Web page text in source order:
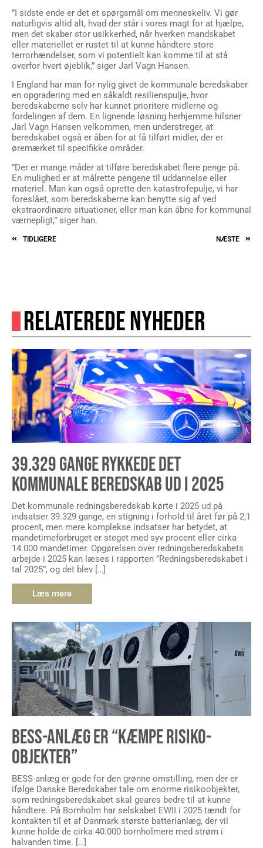
”I sidste ende er det et spørgsmål om menneskeliv. Vi gør
naturligvis altid alt, hvad der står i vores magt for at hjælpe,
men det skaber stor usikkerhed, når hverken mandskabet
eller materiellet er rustet til at kunne håndtere store
terrorhændelser, som vi potentielt kan komme til at stå
overfor hvert øjeblik,” siger Jarl Vagn Hansen.
I England har man for nylig givet de kommunale beredskaber
en opgradering med en såkaldt resilienspulje, hvor
beredskaberne selv har kunnet prioritere midlerne og
fordelingen af dem. En lignende løsning herhjemme hilsner
Jarl Vagn Hansen velkommen, men understreger, at
beredskabet også er åben for at få tilført midler, der er
øremærket til specifikke områder.
”Der er mange måder at tilføre beredskabet flere penge på.
En mulighed er at målrette pengene til uddannelse eller
materiel. Man kan også oprette den katastrofepulje, vi har
foreslået, som beredskaberne kan benytte sig af ved
ekstraordinære situationer, eller man kan åbne for kommunal
værnepligt,” siger han.
TIDLIGERE NÆSTE
RELATEREDE NYHEDER
39.329 GANGE RYKKEDE DET
KOMMUNALE BEREDSKAB UD I 2025
Det kommunale redningsberedskab kørte i 2025 ud på
indsatser 39.329 gange, en stigning i forhold til året før på 2,1
procent, men mere komplekse indsatser har betydet, at
mandetimeforbruget er steget med syv procent eller cirka
14.000 mandetimer. Opgørelsen over redningsberedskabets
arbejde i 2025 kan læses i rapporten ”Redningsberedskabet i
tal 2025”, og det blev […]
Læs mere
BESS-ANLÆG ER “KÆMPE RISIKO-
OBJEKTER”
BESS-anlæg er gode for den grønne omstilling, men der er
ifølge Danske Beredskaber tale om enorme risikoobjekter,
som redningsberedskabet skal geares bedre til at kunne
håndtere. På Bornholm har selskabet EWII i 2025 tændt for
kontakten til et af Danmark største batterianlæg, der vil
kunne holde de cirka 40.000 bornholmere med strøm i
halvanden time. […]